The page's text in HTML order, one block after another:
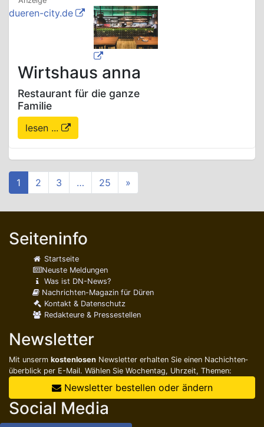
dueren-city.de
Wirtshaus anna
Restaurant für die ganze
Familie
lesen ...
1 2 3 … 25 »
Seiteninfo
Startseite
Neuste Meldungen
Was ist DN-News?
Nachrichten-Magazin für Düren
Kontakt & Datenschutz
Redakteure & Pressestellen
Newsletter
Mit unserm kostenlosen Newsletter erhalten Sie einen Nachichten­
überblick per E-Mail. Wählen Sie Wochentag, Uhrzeit, Themen:
Newsletter bestellen oder ändern
Social Media